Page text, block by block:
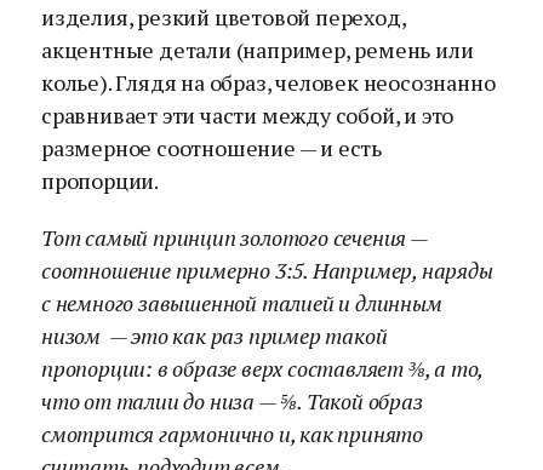
изделия, резкий цветовой переход,
акцентные детали (например, ремень или
колье). Глядя на образ, человек неосознанно
сравнивает эти части между собой, и это
размерное соотношение — и есть
пропорции.
Тот самый принцип золотого сечения —
соотношение примерно 3:5. Например, наряды
с немного завышенной талией и длинным
низом — это как раз пример такой
пропорции: в образе верх составляет ⅜, а то,
что от талии до низа — ⅝. Такой образ
смотрится гармонично и, как принято